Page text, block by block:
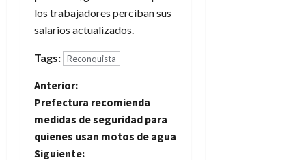
los trabajadores perciban sus
salarios actualizados.
Tags: Reconquista
N
a
v
Anterior:
Prefectura recomienda
medidas de seguridad para
quienes usan motos de agua
Siguiente: